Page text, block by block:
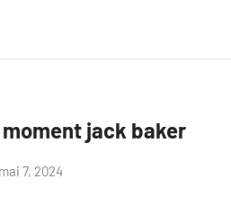
jack baker
mai 7, 2024